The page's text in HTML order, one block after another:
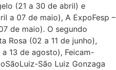
(21 a 30 de abril) e
a 07 de maio), A ExpoFesp –
de maio). O segundo
Rosa (02 a 11 de junho),
13 de agosto), Feicam-
São Luiz Gonzaga